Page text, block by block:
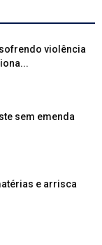
violência
sem emenda
e arrisca